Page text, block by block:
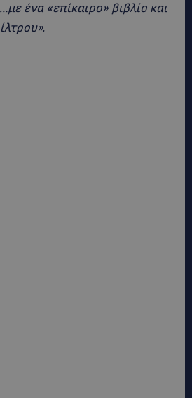
ένα «επίκαιρο» βιβλίο και